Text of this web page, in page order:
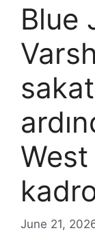
Blue
June 21,